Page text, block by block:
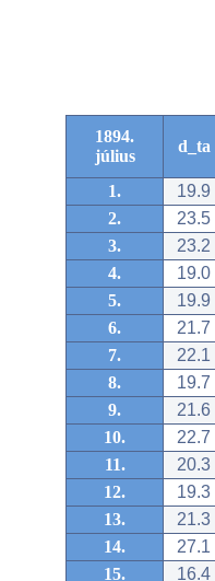
1894.
július
d_ta
1. 19.9
2.
23.5
3.
23.2
4.
19.0
5.
19.9
6.
21.7
7.
22.1
8.
19.7
9.
21.6
10.
22.7
11.
20.3
12.
19.3
13.
21.3
14.
27.1
15.
16.4